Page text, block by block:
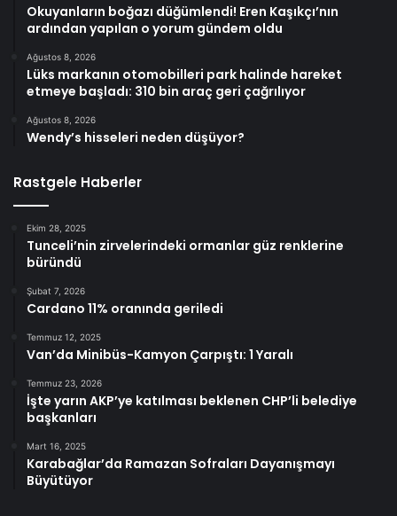
Okuyanların boğazı düğümlendi! Eren Kaşıkçı’nın
ardından yapılan o yorum gündem oldu
Ağustos 8, 2026
Lüks markanın otomobilleri park halinde hareket
etmeye başladı: 310 bin araç geri çağrılıyor
Ağustos 8, 2026
Wendy’s hisseleri neden düşüyor?
Rastgele Haberler
Ekim 28, 2025
Tunceli’nin zirvelerindeki ormanlar güz renklerine
büründü
Şubat 7, 2026
Cardano 11% oranında geriledi
Temmuz 12, 2025
Van’da Minibüs-Kamyon Çarpıştı: 1 Yaralı
Temmuz 23, 2026
İşte yarın AKP’ye katılması beklenen CHP’li belediye
başkanları
Mart 16, 2025
Karabağlar’da Ramazan Sofraları Dayanışmayı
Büyütüyor